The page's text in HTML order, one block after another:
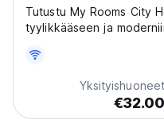
Tutustu My Rooms City
tyylikkääseen ja
Hotellimme on
lähdössä Camino de
Yksityishuoneet
€32.00